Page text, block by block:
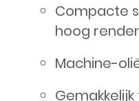
Compacte
hoog
Machine-